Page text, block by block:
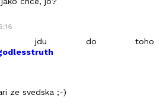
jdu do toho
ze svedska ;-)